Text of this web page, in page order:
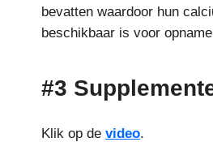
bevatten waardoor hun
beschikbaar is voor
#3
Klik op de video.